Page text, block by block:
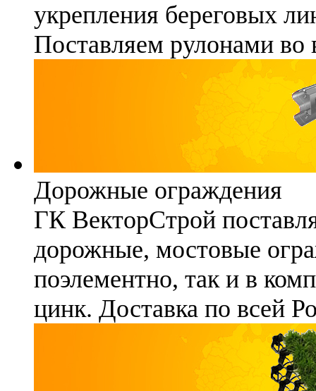
укрепления береговых
Поставляем рулонами
Дорожные ограждения
ГК ВекторСтрой
дорожные, мостовые
поэлементно, так и в
цинк. Доставка по всей